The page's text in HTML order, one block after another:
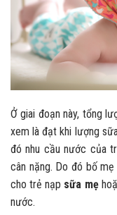
Ở giai đoạn này, tổng
xem là đạt khi lượng
đó nhu cầu nước của
cân nặng. Do đó bố
cho trẻ nạp sữa mẹ
nước.